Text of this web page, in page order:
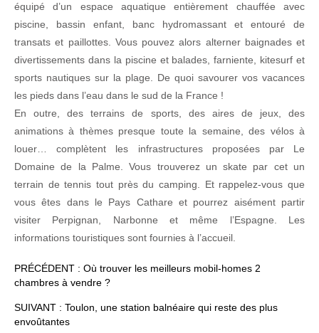
équipé d’un espace aquatique entièrement chauffée avec
piscine, bassin enfant, banc hydromassant et entouré de
transats et paillottes. Vous pouvez alors alterner baignades et
divertissements dans la piscine et balades, farniente, kitesurf et
sports nautiques sur la plage. De quoi savourer vos vacances
les pieds dans l’eau dans le sud de la France !
En outre, des terrains de sports, des aires de jeux, des
animations à thèmes presque toute la semaine, des vélos à
louer… complètent les infrastructures proposées par Le
Domaine de la Palme. Vous trouverez un skate par cet un
terrain de tennis tout près du camping. Et rappelez-vous que
vous êtes dans le Pays Cathare et pourrez aisément partir
visiter Perpignan, Narbonne et même l’Espagne. Les
informations touristiques sont fournies à l’accueil.
PRÉCÉDENT : Où trouver les meilleurs mobil-homes 2
chambres à vendre ?
SUIVANT : Toulon, une station balnéaire qui reste des plus
envoûtantes